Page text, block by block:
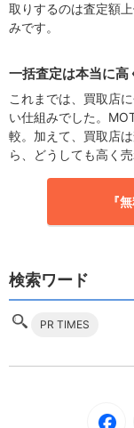
取りするのは査定額
みです。
一括査定は本当に高
これまでは、買取店
い仕組みでした。
較。加えて、買取店
ら、どうしても高く
『
検索ワード
PR TIMES